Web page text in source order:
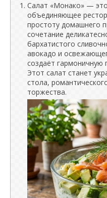
Салат «Монако» —
объединяющее
простоту домашнего
сочетание
бархатистого
авокадо и
создаёт гармоничную
Этот салат станет
стола,
торжества.